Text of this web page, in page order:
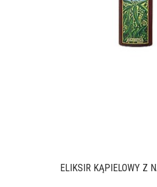
ELIKSIR KĄPIELOWY Z